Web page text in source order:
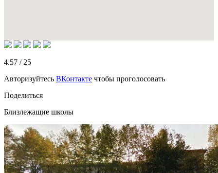
4.57 / 25
Авторизуйтесь ВКонтакте чтобы проголосовать
Поделиться
Близлежащие школы